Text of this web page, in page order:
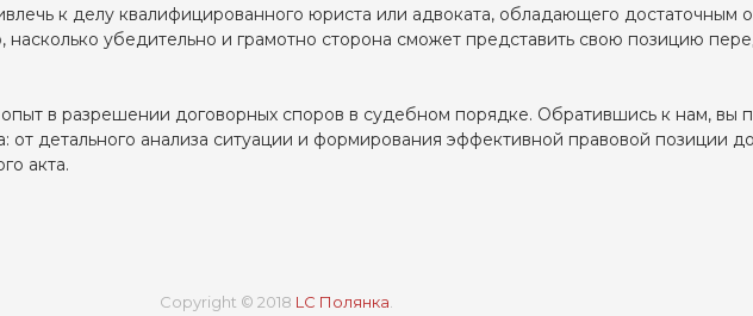
к делу квалифицированного юриста или адвоката, обладающего достаточным
убедительно и грамотно сторона сможет представить свою позицию
в разрешении договорных споров в судебном порядке. Обратившись к нам, вы
детального анализа ситуации и формирования эффективной правовой позиции
акта.
Copyright © 2018 LC Полянка